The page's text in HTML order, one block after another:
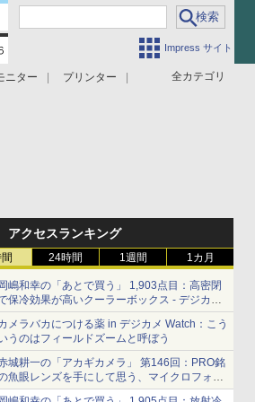
Impress サイト
全カテゴリ
ニター プリンター
アクセスランキング
24時間 1週間 1カ月
嶋和幸の「あとで買う」 1,903点目：高密閉
保冷効果が高いクーラーボックス - デジカメ
メラバカにつける薬 in デジカメ Watch：こう
うのはフィールドズームと呼ぼう
城耕一の「アカギカメラ」 第146回：PRO銘
魚眼レンズを手にして思う、マイクロフォー
ーズへの期待と可能性